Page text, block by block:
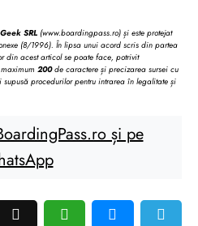
SRL (www.boardingpass.ro) și este protejat
(8/1996). În lipsa unui acord scris din partea
din acest articol se poate face, potrivit
200de caractere și precizarea sursei cu
procedurilor pentru intrarea în legalitate și
și pe